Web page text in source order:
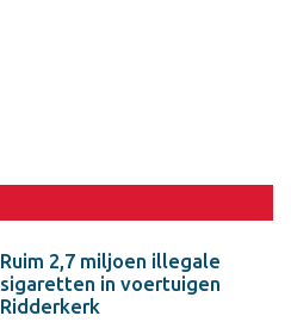
Ruim 2,7 miljoen illegale
sigaretten in voertuigen
Ridderkerk